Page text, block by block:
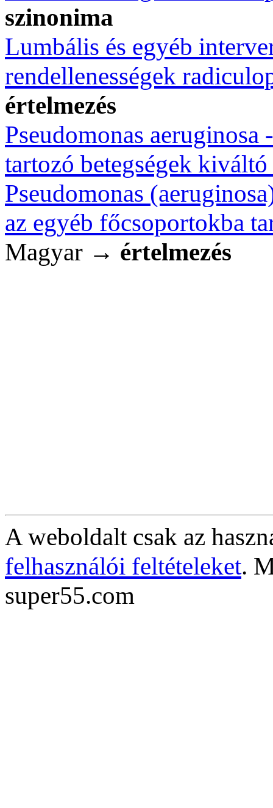
szinonima
Lumbális és egyéb
rendellenességek
értelmezés
Pseudomonas
tartozó betegségek
Pseudomonas
az egyéb főcsoportokba
Magyar → értelmezés
A weboldalt csak az
felhasználói feltételeket.
super55.com